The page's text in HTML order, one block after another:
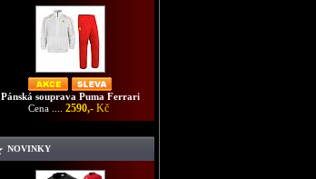
Pánská souprava Puma Ferrari
Cena .... 2590,- Kč
NOVINKY